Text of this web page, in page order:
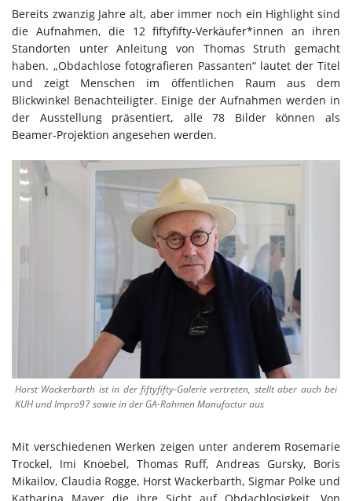
Bereits zwanzig Jahre alt, aber immer noch ein Highlight sind
die Aufnahmen, die 12 fiftyfifty-Verkäufer*innen an ihren
Standorten unter Anleitung von Thomas Struth gemacht
haben. „Obdachlose fotografieren Passanten“ lautet der Titel
und zeigt Menschen im öffentlichen Raum aus dem
Blickwinkel Benachteiligter. Einige der Aufnahmen werden in
der Ausstellung präsentiert, alle 78 Bilder können als
Beamer-Projektion angesehen werden.
Horst Wackerbarth ist in der fiftyfifty-Galerie vertreten, stellt aber auch bei
KUH und Impro97 sowie in der GA-Rahmen Manufactur aus
Mit verschiedenen Werken zeigen unter anderem Rosemarie
Trockel, Imi Knoebel, Thomas Ruff, Andreas Gursky, Boris
Mikailov, Claudia Rogge, Horst Wackerbarth, Sigmar Polke und